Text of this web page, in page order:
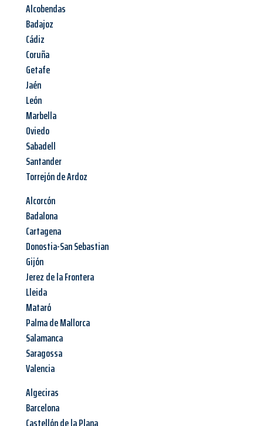
Alcobendas
Badajoz
Cádiz
Coruña
Getafe
Jaén
León
Marbella
Oviedo
Sabadell
Santander
Torrejón de Ardoz
Alcorcón
Badalona
Cartagena
Donostia-San Sebastian
Gijón
Jerez de la Frontera
Lleida
Mataró
Palma de Mallorca
Salamanca
Saragossa
Valencia
Algeciras
Barcelona